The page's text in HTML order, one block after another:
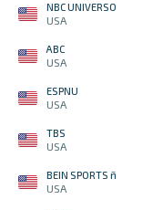
NBC UNIVERSO
USA
ABC
USA
ESPNU
USA
TBS
USA
BEIN SPORTS ñ
USA